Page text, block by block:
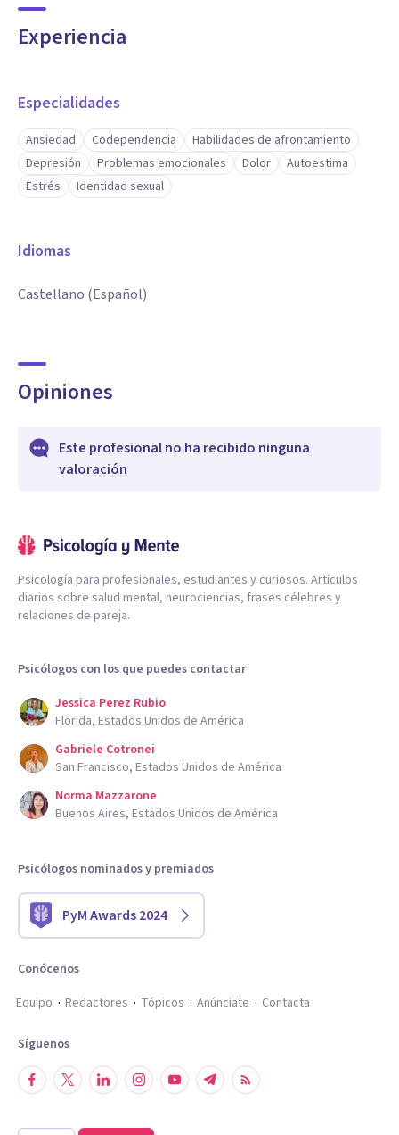
Experiencia
Especialidades
Ansiedad Codependencia
Habilidades de afrontamiento
Depresión
Problemas emocionales Dolor
Autoestima
Estrés
Identidad sexual
Idiomas
Castellano (Español)
Opiniones
Este profesional no ha recibido ninguna
valoración
Psicología para profesionales, estudiantes y curiosos. Artículos
diarios sobre salud mental, neurociencias, frases célebres y
relaciones de pareja.
Psicólogos con los que puedes contactar
Jessica Perez Rubio
Florida, Estados Unidos de América
Gabriele Cotronei
San Francisco, Estados Unidos de América
Norma Mazzarone
Buenos Aires, Estados Unidos de América
Psicólogos nominados y premiados
PyM Awards 2024
Conócenos
Equipo
Redactores Tópicos Anúnciate Contacta
Síguenos